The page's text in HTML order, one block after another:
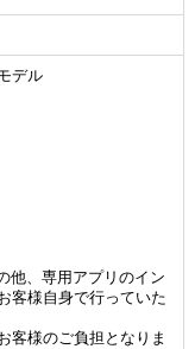
デル
他、専用アプリのイン
客様自身で行っていた
客様のご負担となりま